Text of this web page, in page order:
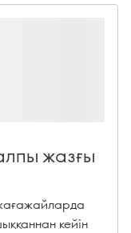
қосылған
жазғы
кейін